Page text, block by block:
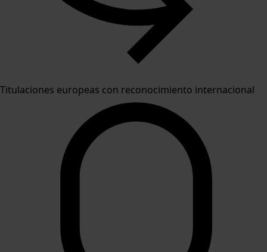
Titulaciones europeas con reconocimiento internacional